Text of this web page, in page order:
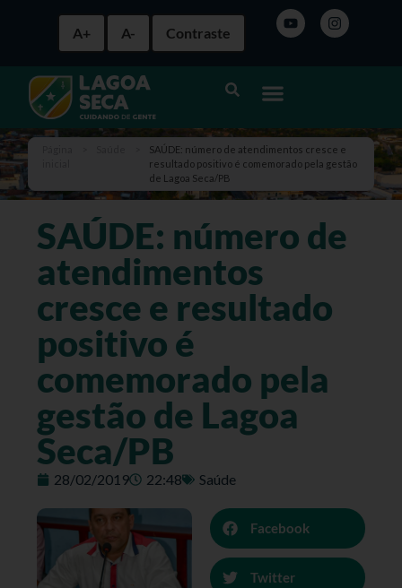
A+ A- Contraste
SAÚDE: número de atendimentos cresce e
resultado positivo é comemorado pela gestão
de Lagoa Seca/PB
SAÚDE: número de
atendimentos
cresce e resultado
positivo é
comemorado pela
gestão de Lagoa
Seca/PB
28/02/2019 22:48 Saúde
Facebook
Twitter